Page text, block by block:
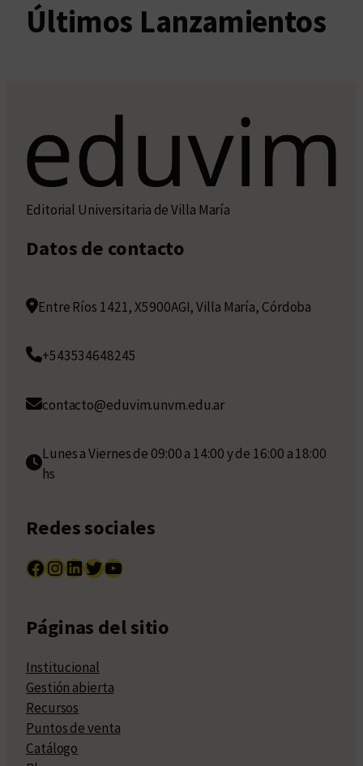
Últimos Lanzamientos
Editorial Universitaria de Villa María
Datos de contacto
Entre Ríos 1421, X5900AGI, Villa María, Córdoba
+543534648245
contacto@eduvim.unvm.edu.ar
Lunes a Viernes de 09:00 a 14:00 y de 16:00 a 18:00
hs
Redes sociales
Facebook InstagramLinkedIn Twitter YouTube
Páginas del sitio
Institucional
Gestión abierta
Recursos
Puntos de venta
Catálogo